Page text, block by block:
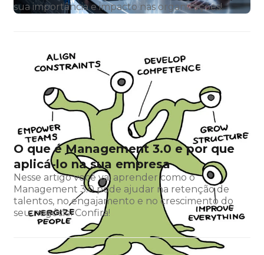
sua importância e impacto nas organizações!
O que é Management 3.0 e por que
aplicá-lo na sua empresa
Nesse artigo você vai aprender como o
Management 3.0 pode ajudar na retenção de
talentos, no engajamento e no crescimento do
seu negócio. Confira!